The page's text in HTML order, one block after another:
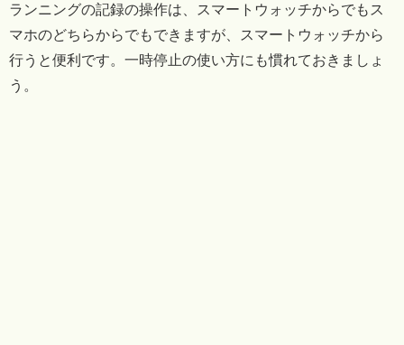
ランニングの記録の操作は、スマートウォッチからでもス
マホのどちらからでもできますが、スマートウォッチから
行うと便利です。一時停止の使い方にも慣れておきましょ
う。